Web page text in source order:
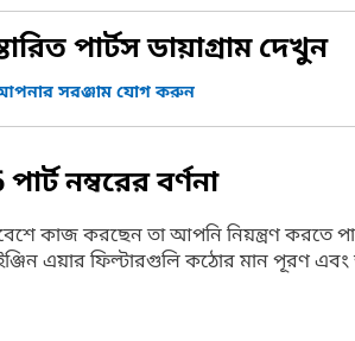
পার্টস ডায়াগ্রাম দেখুন
সরঞ্জাম যোগ করুন
পার্ট নম্বরের বর্ণনা
কাজ করছেন তা আপনি নিয়ন্ত্রণ করতে
এয়ার ফিল্টারগুলি কঠোর মান পূরণ এবং